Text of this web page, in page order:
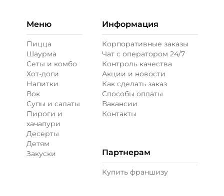
Меню
Пицца
Шаурма
Сеты и комбо
Хот-доги
Напитки
Вок
Супы и салаты
Пироги и
хачапури
Десерты
Детям
Закуски
Информация
Корпоративные заказы
Чат с оператором 24/7
Контроль качества
Акции и новости
Как сделать заказ
Способы оплаты
Вакансии
Контакты
Партнерам
Купить франшизу